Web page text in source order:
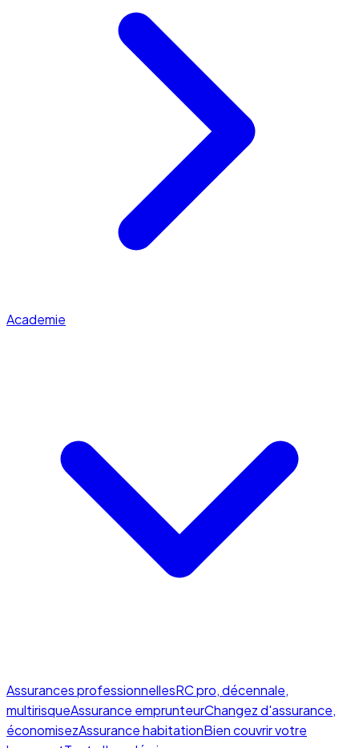
Academie
Assurances professionnellesRC pro, décennale,
multirisqueAssurance emprunteurChangez d'assurance,
économisezAssurance habitationBien couvrir votre